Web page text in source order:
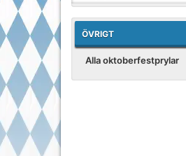
ÖVRIGT
Alla oktoberfestprylar